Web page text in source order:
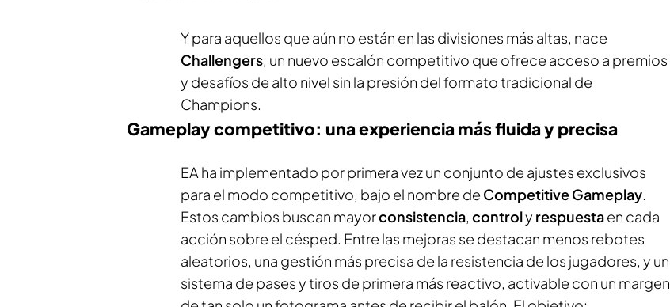
Y para aquellos que aún no están en las divisiones más altas, nace
Challengers, un nuevo escalón competitivo que ofrece acceso a premios
y desafíos de alto nivel sin la presión del formato tradicional de
Champions.
Gameplay competitivo: una experiencia más fluida y precisa
EA ha implementado por primera vez un conjunto de ajustes exclusivos
para el modo competitivo, bajo el nombre de Competitive Gameplay.
Estos cambios buscan mayorconsistencia, controly respuestaen cada
acción sobre el césped. Entre las mejoras se destacan menos rebotes
aleatorios, una gestión más precisa de la resistencia de los jugadores, y un
sistema de pases y tiros de primera más reactivo, activable con un margen